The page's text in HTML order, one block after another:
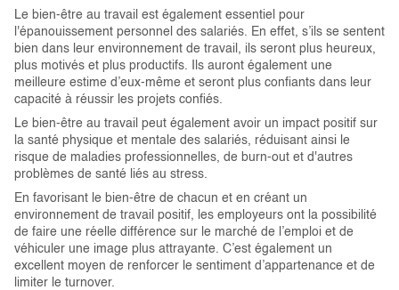
Le bien-être au travail est également essentiel pour
l'épanouissement personnel des salariés. En effet, s’ils se sentent
bien dans leur environnement de travail, ils seront plus heureux,
plus motivés et plus productifs. Ils auront également une
meilleure estime d’eux-même et seront plus confiants dans leur
capacité à réussir les projets confiés.
Le bien-être au travail peut également avoir un impact positif sur
la santé physique et mentale des salariés, réduisant ainsi le
risque de maladies professionnelles, de burn-out et d'autres
problèmes de santé liés au stress.
En favorisant le bien-être de chacun et en créant un
environnement de travail positif, les employeurs ont la possibilité
de faire une réelle différence sur le marché de l’emploi et de
véhiculer une image plus attrayante. C’est également un
excellent moyen de renforcer le sentiment d’appartenance et de
limiter le turnover.